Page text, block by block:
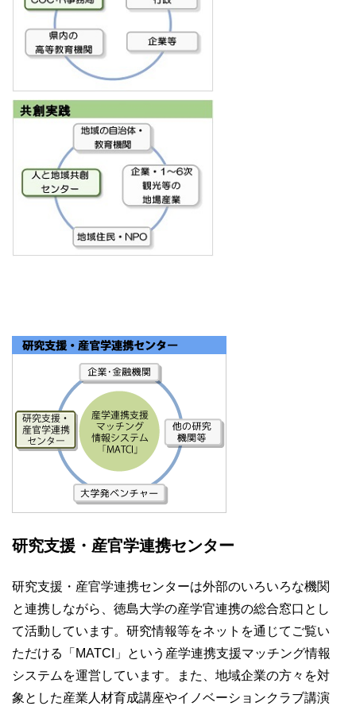
研究支援・産官学連携センター
研究支援・産官学連携センターは外部のいろいろな機関
と連携しながら、徳島大学の産学官連携の総合窓口とし
て活動しています。研究情報等をネットを通じてご覧い
ただける「MATCI」という産学連携支援マッチング情報
システムを運営しています。また、地域企業の方々を対
象とした産業人材育成講座やイノベーションクラブ講演